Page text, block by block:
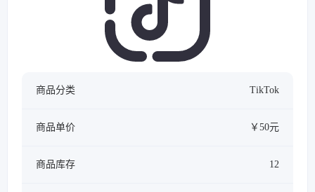
商品分类 TikTok
商品单价 ￥50元
商品库存 12